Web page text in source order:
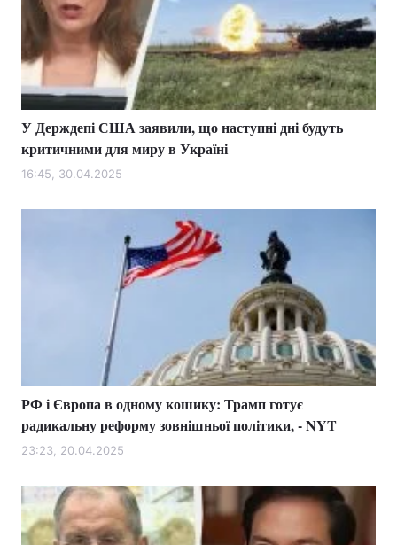
У Держдепі США заявили, що наступні дні будуть
критичними для миру в Україні
16:45, 30.04.2025
РФ і Європа в одному кошику: Трамп готує
радикальну реформу зовнішньої політики, - NYT
23:23, 20.04.2025